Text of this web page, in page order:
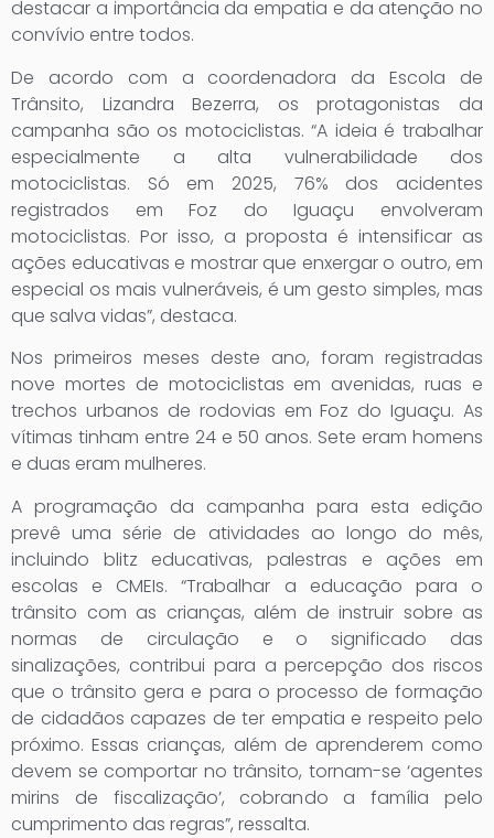
destacar a importância da empatia e da atenção no
convívio entre todos.
De acordo com a coordenadora da Escola de
Trânsito, Lizandra Bezerra, os protagonistas da
campanha são os motociclistas. “A ideia é trabalhar
especialmente a alta vulnerabilidade dos
motociclistas. Só em 2025, 76% dos acidentes
registrados em Foz do Iguaçu envolveram
motociclistas. Por isso, a proposta é intensificar as
ações educativas e mostrar que enxergar o outro, em
especial os mais vulneráveis, é um gesto simples, mas
que salva vidas”, destaca.
Nos primeiros meses deste ano, foram registradas
nove mortes de motociclistas em avenidas, ruas e
trechos urbanos de rodovias em Foz do Iguaçu. As
vítimas tinham entre 24 e 50 anos. Sete eram homens
e duas eram mulheres.
A programação da campanha para esta edição
prevê uma série de atividades ao longo do mês,
incluindo blitz educativas, palestras e ações em
escolas e CMEIs. “Trabalhar a educação para o
trânsito com as crianças, além de instruir sobre as
normas de circulação e o significado das
sinalizações, contribui para a percepção dos riscos
que o trânsito gera e para o processo de formação
de cidadãos capazes de ter empatia e respeito pelo
próximo. Essas crianças, além de aprenderem como
devem se comportar no trânsito, tornam-se ‘agentes
mirins de fiscalização’, cobrando a família pelo
cumprimento das regras”, ressalta.